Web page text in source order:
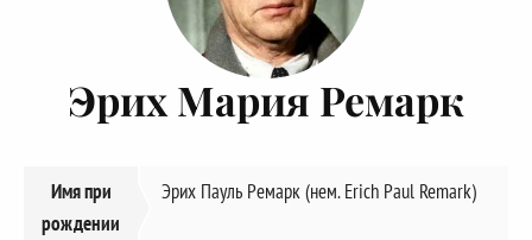
Эрих Мария Ремарк
Имя при
рождении
Эрих Пауль Ремарк (нем. Erich Paul Remark)